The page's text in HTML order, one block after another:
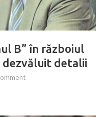
B” în războiul
dezvăluit detalii